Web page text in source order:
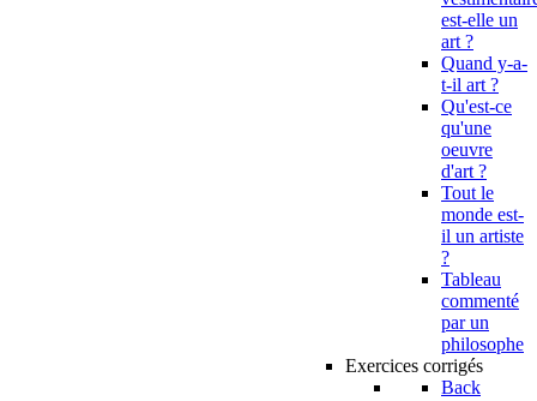
est-elle un
art ?
Quand y-a-
t-il art ?
Qu'est-ce
qu'une
oeuvre
d'art ?
Tout le
monde est-
il un artiste
?
Tableau
commenté
par un
philosophe
Exercices corrigés
Back